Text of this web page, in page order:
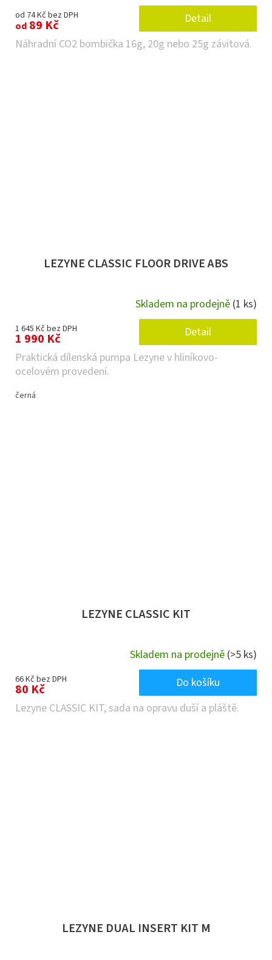
od 74 Kč bez DPH
od 89 Kč
Detail
Náhradní CO2 bombička 16g, 20g nebo 25g závitová.
LEZYNE CLASSIC FLOOR DRIVE ABS
Skladem na prodejně (1 ks)
1 645 Kč bez DPH
1 990 Kč
Detail
Praktická dílenská pumpa Lezyne v hliníkovo-
ocelovém provedení.
černá
LEZYNE CLASSIC KIT
Skladem na prodejně (>5 ks)
66 Kč bez DPH
80 Kč
Do košíku
Lezyne CLASSIC KIT, sada na opravu duší a pláště.
LEZYNE DUAL INSERT KIT M